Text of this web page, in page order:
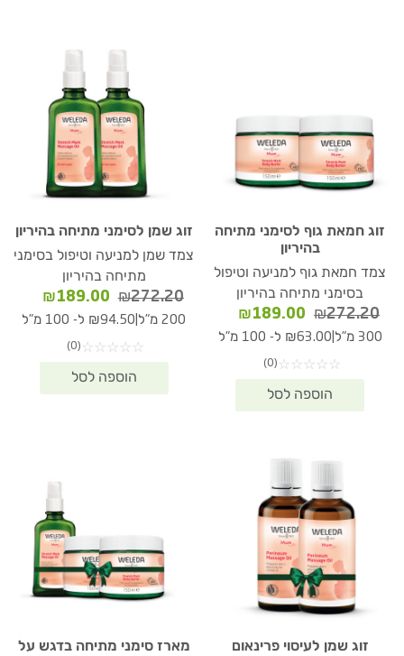
זוג חמאת גוף לסימני מתיחה
בהיריון
צמד חמאת גוף למניעה וטיפול
בסימני מתיחה בהיריון
₪272.20
המחיר
המקורי
₪272.20.
₪189.00
המחיר
הנוכחי
300 מ"ל ₪63.00 ל- 100 מ"ל
☆
☆
☆
☆
☆
(0)
זוג שמן לסימני מתיחה בהיריון
צמד שמן למניעה וטיפול בסימני
מתיחה בהיריון
₪272.20
המחיר
המקורי
₪272.20.
₪189.00
הנוכחי
200 מ"ל ₪94.50 ל- 100 מ"ל
☆
☆
☆
☆
☆
(0)
זוג שמן לעיסוי פרינאום
מארז סימני מתיחה בדגש על